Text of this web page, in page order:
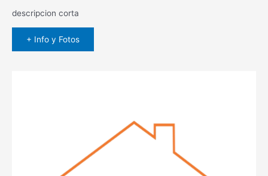
descripcion corta
+ Info y Fotos